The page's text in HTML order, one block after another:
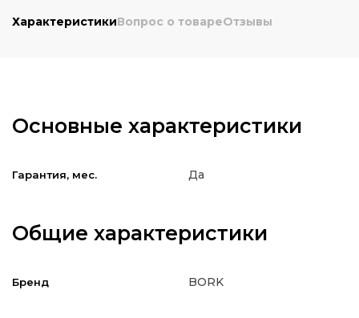
ХарактеристикиВопрос о товареОтзывы
Основные характеристики
Гарантия, мес. Да
Общие характеристики
Бренд BORK